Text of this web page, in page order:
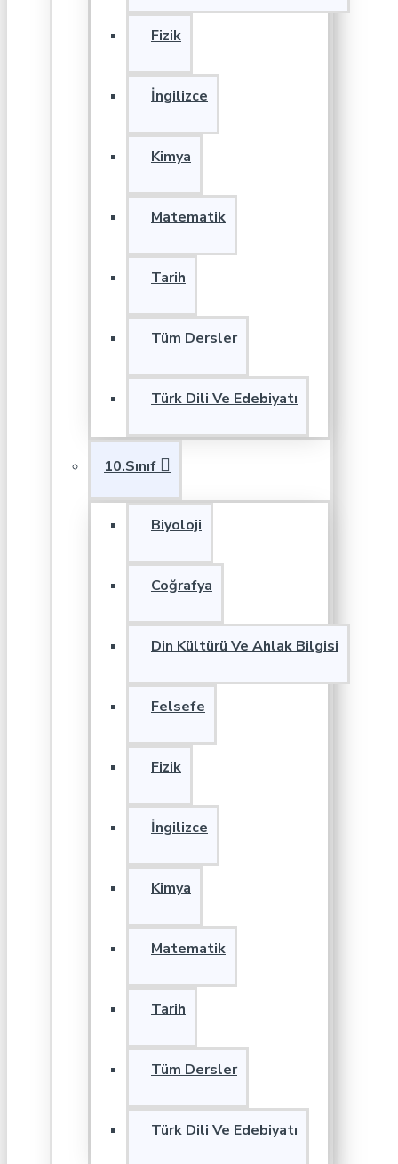
Fizik
İngilizce
Kimya
Matematik
Tarih
Tüm Dersler
Türk Dili Ve Edebiyatı
10.Sınıf
Biyoloji
Coğrafya
Din Kültürü Ve Ahlak Bilgisi
Felsefe
Fizik
İngilizce
Kimya
Matematik
Tarih
Tüm Dersler
Türk Dili Ve Edebiyatı